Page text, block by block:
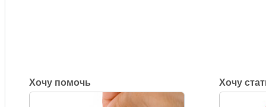
Хочу помочь Хочу